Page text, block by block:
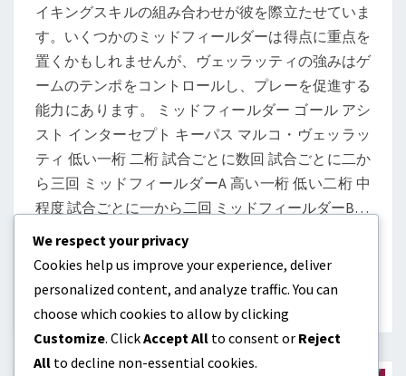
イキングスキルの組み合わせが彼を際立たせていま
す。いくつかのミッドフィールダーは得点に重点を
置くかもしれませんが、ヴェッラッティの強みはゲ
ームのテンポをコントロールし、プレーを促進する
能力にあります。 ミッドフィールダー ゴール アシ
スト インターセプト キーパス マルコ・ヴェッラッ
ティ 低い一桁 二桁 試合ごとに数回 試合ごとに二か
ら三回 ミッドフィールダーA 高い一桁 低い二桁 中
程度 試合ごとに一から二回 ミッドフィールダーB…
We respect your privacy
Cookies help us improve your experience, deliver
personalized content, and analyze traffic. You can
choose which cookies to allow by clicking
Customize. ClickAccept All to consent or Reject
All to decline non-essential cookies.